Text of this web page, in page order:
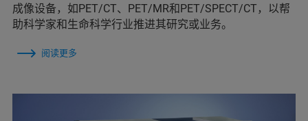
成像设备，如PET/CT、PET/MR和PET/SPECT/CT，以帮
助科学家和生命科学行业推进其研究或业务。
阅读更多